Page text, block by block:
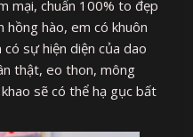
mại, chuẩn 100% to đẹp
hào, em có khuôn
sự hiện diện của dao
thật, eo thon, mông
sẽ có thể hạ gục bất